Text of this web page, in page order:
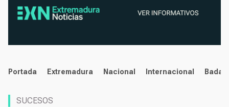
noticias
Portada Extremadura Nacional Internacional
SUCESOS